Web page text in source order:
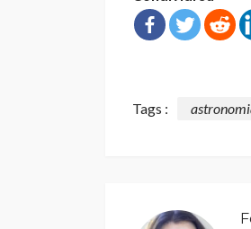
Tags :